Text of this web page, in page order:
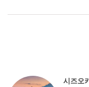
추면서
시즈오